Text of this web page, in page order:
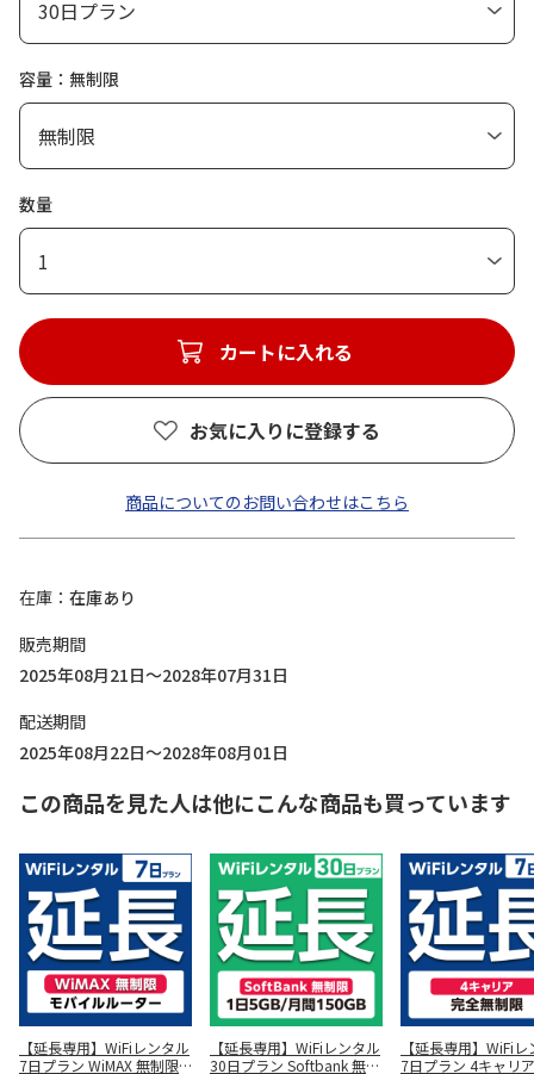
容量：無制限
数量
1
カートに入れる
お気に入りに登録する
商品についてのお問い合わせはこちら
在庫
在庫あり
販売期間
2025年08月21日～2028年07月31日
配送期間
2025年08月22日～2028年08月01日
この商品を見た人は他にこんな商品も買っています
【延長専用】WiFiレンタル
7日プラン WiMAX 無制限
【延長専用】WiFiレンタル
30日プラン Softbank 無制
【延長専用】WiFi
7日プラン 4キャリ